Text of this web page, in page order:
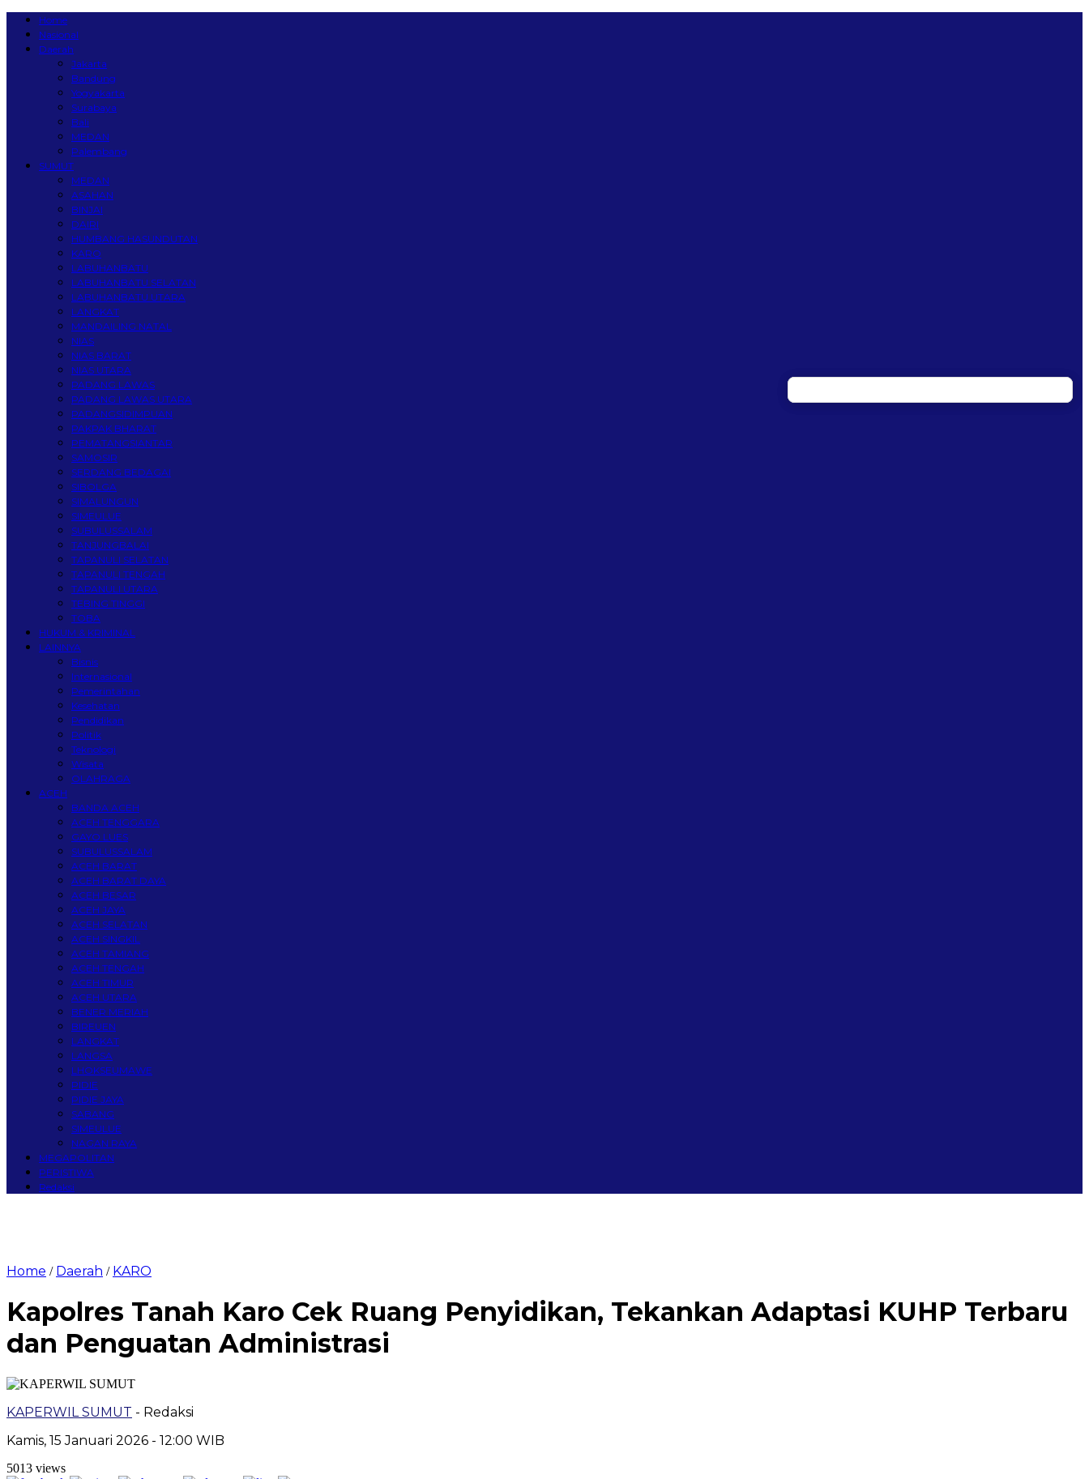
Home
Nasional
Daerah
Jakarta
Bandung
Yogyakarta
Surabaya
Bali
MEDAN
Palembang
SUMUT
MEDAN
ASAHAN
BINJAI
DAIRI
HUMBANG HASUNDUTAN
KARO
LABUHANBATU
LABUHANBATU SELATAN
LABUHANBATU UTARA
LANGKAT
MANDAILING NATAL
NIAS
NIAS BARAT
NIAS UTARA
PADANG LAWAS
PADANG LAWAS UTARA
PADANGSIDIMPUAN
PAKPAK BHARAT
PEMATANGSIANTAR
SAMOSIR
SERDANG BEDAGAI
SIBOLGA
SIMALUNGUN
SIMEULUE
SUBULUSSALAM
TANJUNGBALAI
TAPANULI SELATAN
TAPANULI TENGAH
TAPANULI UTARA
TEBING TINGGI
TOBA
HUKUM & KRIMINAL
LAINNYA
Bisnis
Internasional
Pemerintahan
Kesehatan
Pendidikan
Politik
Teknologi
Wisata
OLAHRAGA
ACEH
BANDA ACEH
ACEH TENGGARA
GAYO LUES
SUBULUSSALAM
ACEH BARAT
ACEH BARAT DAYA
ACEH BESAR
ACEH JAYA
ACEH SELATAN
ACEH SINGKIL
ACEH TAMIANG
ACEH TENGAH
ACEH TIMUR
ACEH UTARA
BENER MERIAH
BIREUEN
LANGKAT
LANGSA
LHOKSEUMAWE
PIDIE
PIDIE JAYA
SABANG
SIMEULUE
NAGAN RAYA
MEGAPOLITAN
PERISTIWA
Redaksi
Home / Daerah / KARO
Kapolres Tanah Karo Cek Ruang Penyidikan, Tekankan Adaptasi KUHP Terbaru
dan Penguatan Administrasi
KAPERWIL SUMUT - Redaksi
Kamis, 15 Januari 2026 - 12:00 WIB
5013 views